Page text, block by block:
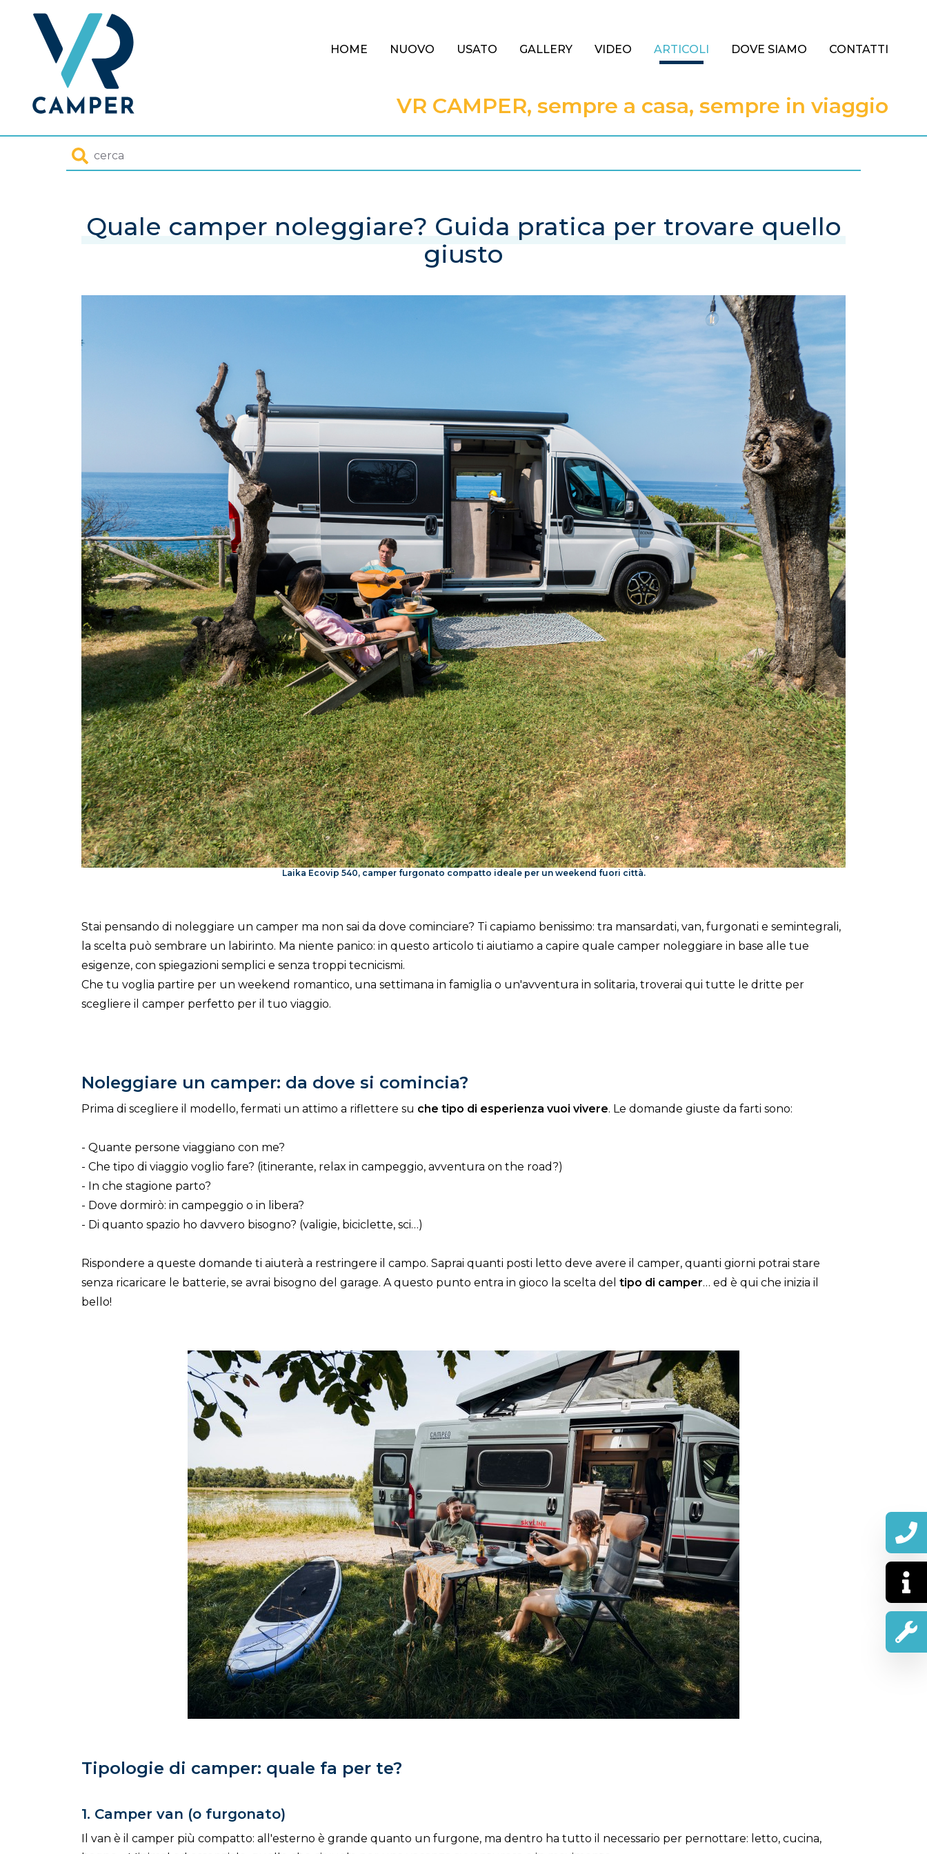
HOME NUOVO USATO GALLERY VIDEO ARTICOLI DOVE SIAMO CONTATTI
VR CAMPER, sempre a casa, sempre in viaggio
Quale camper noleggiare? Guida pratica per trovare quello
giusto
Laika Ecovip 540, camper furgonato compatto ideale per un weekend fuori città.
Stai pensando di noleggiare un camper ma non sai da dove cominciare? Ti capiamo benissimo: tra mansardati, van, furgonati e semintegrali,
la scelta può sembrare un labirinto. Ma niente panico: in questo articolo ti aiutiamo a capire quale camper noleggiare in base alle tue
esigenze, con spiegazioni semplici e senza troppi tecnicismi.
Che tu voglia partire per un weekend romantico, una settimana in famiglia o un'avventura in solitaria, troverai qui tutte le dritte per
scegliere il camper perfetto per il tuo viaggio.
Noleggiare un camper: da dove si comincia?
Prima di scegliere il modello, fermati un attimo a riflettere su che tipo di esperienza vuoi vivere. Le domande giuste da farti sono:
- Quante persone viaggiano con me?
- Che tipo di viaggio voglio fare? (itinerante, relax in campeggio, avventura on the road?)
- In che stagione parto?
- Dove dormirò: in campeggio o in libera?
- Di quanto spazio ho davvero bisogno? (valigie, biciclette, sci…)
Rispondere a queste domande ti aiuterà a restringere il campo. Saprai quanti posti letto deve avere il camper, quanti giorni potrai stare
senza ricaricare le batterie, se avrai bisogno del garage. A questo punto entra in gioco la scelta del tipo di camper… ed è qui che inizia il
bello!
Tipologie di camper: quale fa per te?
1. Camper van (o furgonato)
Il van è il camper più compatto: all'esterno è grande quanto un furgone, ma dentro ha tutto il necessario per pernottare: letto, cucina,